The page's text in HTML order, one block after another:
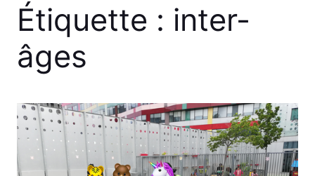
Étiquette : inter-
âges